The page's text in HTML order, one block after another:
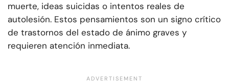
muerte, ideas suicidas o intentos reales de
autolesión. Estos pensamientos son un signo crítico
de trastornos del estado de ánimo graves y
requieren atención inmediata.